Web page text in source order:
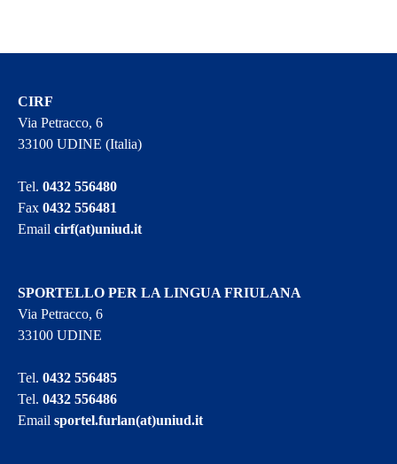
CIRF
Via Petracco, 6
33100 UDINE (Italia)
Tel.0432 556480
Fax0432 556481
Emailcirf(at)uniud.it
SPORTELLO PER LA LINGUA FRIULANA
Via Petracco, 6
33100 UDINE
Tel.0432 556485
Tel.0432 556486
Emailsportel.furlan(at)uniud.it